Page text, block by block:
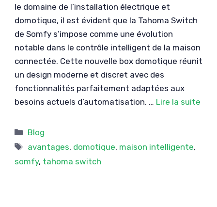
le domaine de l’installation électrique et
domotique, il est évident que la Tahoma Switch
de Somfy s’impose comme une évolution
notable dans le contrôle intelligent de la maison
connectée. Cette nouvelle box domotique réunit
un design moderne et discret avec des
fonctionnalités parfaitement adaptées aux
besoins actuels d’automatisation, … Lire la suite
Catégories
Blog
Étiquettes
avantages, domotique, maison intelligente,
somfy, tahoma switch